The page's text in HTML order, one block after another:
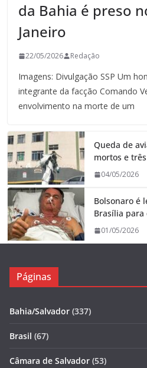
da Bahia é preso
Janeiro
22/05/2026 Redação
Imagens: Divulgação SSP Um
integrante da facção Comando
envolvimento na morte de um
Queda de
mortos e
04/05/2026
Bolsonaro é
Brasília
01/05/2026
Páginas
Bahia/Salvador (337)
Brasil (67)
Câmara de Salvador (53)